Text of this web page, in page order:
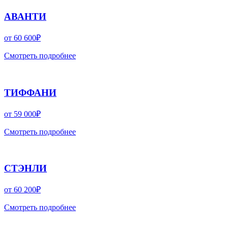
АВАНТИ
от 60 600₽
Смотреть подробнее
ТИФФАНИ
от 59 000₽
Смотреть подробнее
СТЭНЛИ
от 60 200₽
Смотреть подробнее